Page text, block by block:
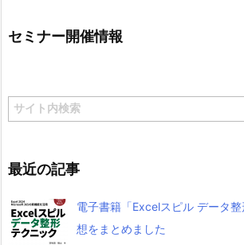
セミナー開催情報
最近の記事
電子書籍「Excelスピル データ
想をまとめました